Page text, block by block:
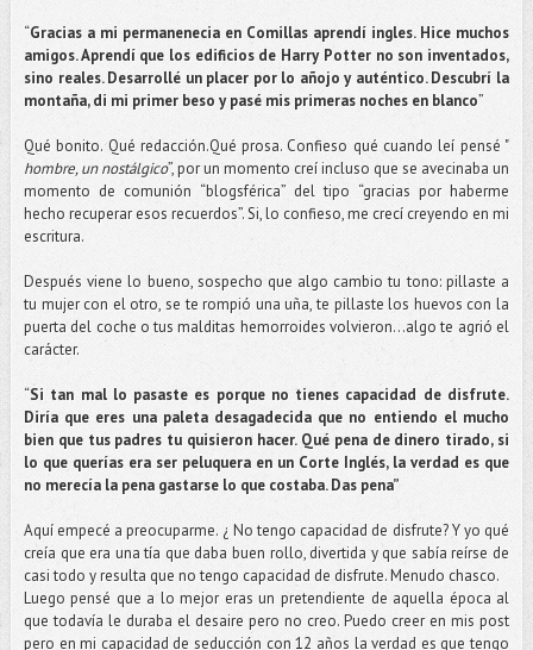
“Gracias a mi permanenecia en Comillas aprendí ingles. Hice muchos
amigos. Aprendí que los edificios de Harry Potter no son inventados,
sino reales. Desarrollé un placer por lo añojo y auténtico. Descubrí la
montaña, di mi primer beso y pasé mis primeras noches en blanco”
Qué bonito. Qué redacción.Qué prosa. Confieso qué cuando leí pensé "
hombre, un nostálgico”, por un momento creí incluso que se avecinaba un
momento de comunión “blogsférica” del tipo “gracias por haberme
hecho recuperar esos recuerdos”. Si, lo confieso, me crecí creyendo en mi
escritura.
Después viene lo bueno, sospecho que algo cambio tu tono: pillaste a
tu mujer con el otro, se te rompió una uña, te pillaste los huevos con la
puerta del coche o tus malditas hemorroides volvieron…algo te agrió el
carácter.
“Si tan mal lo pasaste es porque no tienes capacidad de disfrute.
Diría que eres una paleta desagadecida que no entiendo el mucho
bien que tus padres tu quisieron hacer. Qué pena de dinero tirado, si
lo que querías era ser peluquera en un Corte Inglés, la verdad es que
no merecía la pena gastarse lo que costaba. Das pena”
Aquí empecé a preocuparme. ¿ No tengo capacidad de disfrute? Y yo qué
creía que era una tía que daba buen rollo, divertida y que sabía reírse de
casi todo y resulta que no tengo capacidad de disfrute. Menudo chasco.
Luego pensé que a lo mejor eras un pretendiente de aquella época al
que todavía le duraba el desaire pero no creo. Puedo creer en mis post
pero en mi capacidad de seducción con 12 años la verdad es que tengo